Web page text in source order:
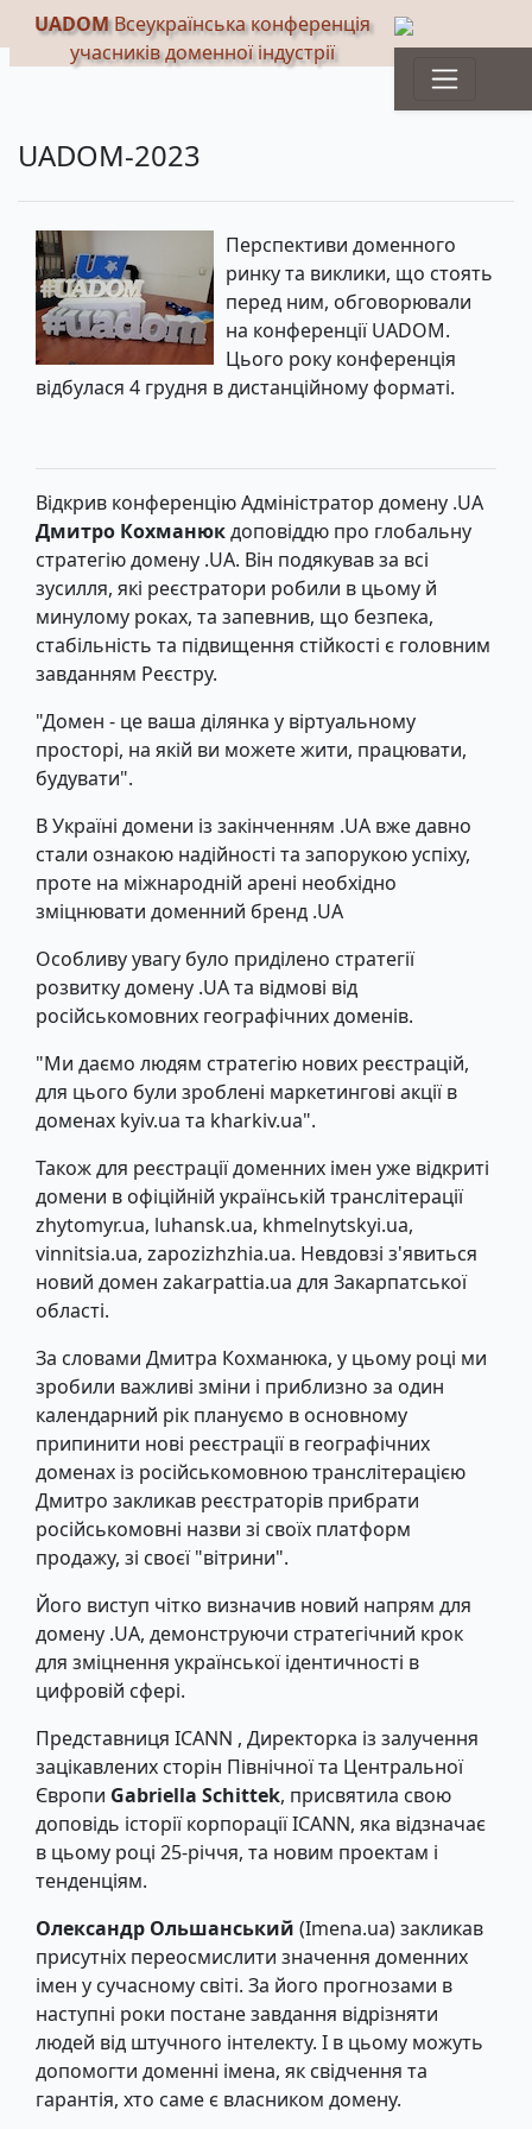
UADOMВсеукраїнська конференція
учасників доменної індустрії
UADOM-2023
Перспективи доменного
ринку та виклики, що стоять
перед ним, обговорювали
на конференції UADOM.
Цього року конференція
відбулася 4 грудня в дистанційному форматі.
Відкрив конференцію Адміністратор домену .UA
Дмитро Кохманюкдоповіддю про глобальну
стратегію домену .UA. Він подякував за всі
зусилля, які реєстратори робили в цьому й
минулому роках, та запевнив, що безпека,
стабільність та підвищення стійкості є головним
завданням Реєстру.
"Домен - це ваша ділянка у віртуальному
просторі, на якій ви можете жити, працювати,
будувати".
В Україні домени із закінченням .UA вже давно
стали ознакою надійності та запорукою успіху,
проте на міжнародній арені необхідно
зміцнювати доменний бренд .UA
Особливу увагу було приділено стратегії
розвитку домену .UA та відмові від
російськомовних географічних доменів.
"Ми даємо людям стратегію нових реєстрацій,
для цього були зроблені маркетингові акції в
доменах kyiv.ua та kharkiv.ua".
Також для реєстрації доменних імен уже відкриті
домени в офіційній українській транслітерації
zhytomyr.ua, luhansk.ua, khmelnytskyi.ua,
vinnitsia.ua, zapozizhzhia.ua. Невдовзі з'явиться
новий домен zakarpattia.ua для Закарпатської
області.
За словами Дмитра Кохманюка, у цьому році ми
зробили важливі зміни і приблизно за один
календарний рік плануємо в основному
припинити нові реєстрації в географічних
доменах із російськомовною транслітерацією
Дмитро закликав реєстраторів прибрати
російськомовні назви зі своїх платформ
продажу, зі своєї "вітрини".
Його виступ чітко визначив новий напрям для
домену .UA, демонструючи стратегічний крок
для зміцнення української ідентичності в
цифровій сфері.
Представниця ICANN , Директорка із залучення
зацікавлених сторін Північної та Центральної
Європи Gabriella Schittek, присвятила свою
доповідь історії корпорації ICANN, яка відзначає
в цьому році 25-річчя, та новим проектам і
тенденціям.
Олександр Ольшанський (Imena.ua) закликав
присутніх переосмислити значення доменних
імен у сучасному світі. За його прогнозами в
наступні роки постане завдання відрізняти
людей від штучного інтелекту. І в цьому можуть
допомогти доменні імена, як свідчення та
гарантія, хто саме є власником домену.